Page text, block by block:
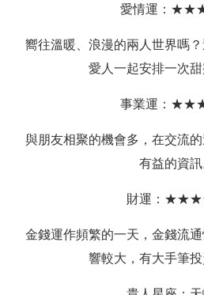
愛情運：
嚮往溫暖、浪漫的兩人世界嗎
愛人一起安排一次甜
事業運：
與朋友相聚的機會多，在交流
有益的資訊
財運：
金錢運作頻繁的一天，金錢流
響較大，有大手筆投